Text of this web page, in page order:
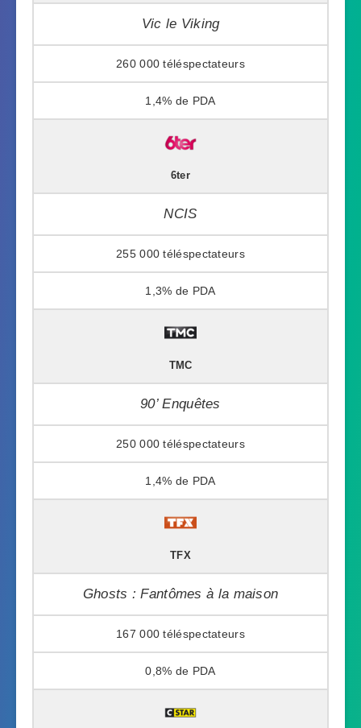
Vic le Viking
260 000
1,4%
6ter
NCIS
255 000
1,3%
TMC
90’ Enquêtes
250 000
1,4%
TFX
Ghosts : Fantômes à la maison
167 000
0,8%